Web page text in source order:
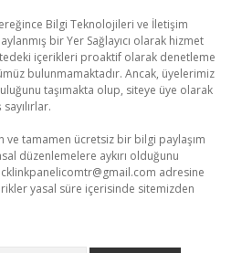
Bilgi Teknolojileri ve İletişim
bir Yer Sağlayıcı olarak hizmet
içerikleri proaktif olarak denetleme
bulunmamaktadır. Ancak, üyelerimiz
taşımakta olup, siteye üye olarak
ve tamamen ücretsiz bir bilgi paylaşım
düzenlemelere aykırı olduğunu
adresine
yasal süre içerisinde sitemizden